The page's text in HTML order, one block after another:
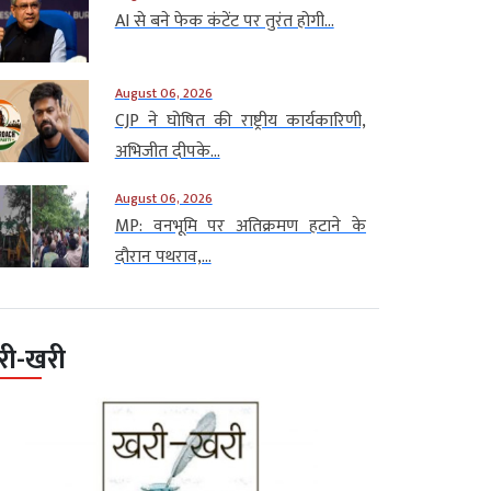
AI से बने फेक कंटेंट पर तुरंत होगी...
August 06, 2026
CJP ने घोषित की राष्ट्रीय कार्यकारिणी,
अभिजीत दीपके...
August 06, 2026
MP: वनभूमि पर अतिक्रमण हटाने के
दौरान पथराव,...
खरी